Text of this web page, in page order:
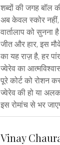
शब्दों की जगह बॉल
अब केवल स्कोर
वार्तालाप को सुनना
जीत और हार, इस
का यह राज़ है, हर
ज्वेरेव का
पूरे कोर्ट को रोशन
ज्वेरेव की हो या
इस रोमांच से भर
Vinay